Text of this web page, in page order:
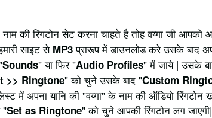
की रिंगटोन सेट करना चाहते है तोह वय्गा जी आपको
साइट से MP3प्रारूप में डाउनलोड करे उसके बाद
Sounds" या फिर "Audio Profiles" में जाये | उसके
>> Ringtone" को चुने उसके बाद "Custom
में अपना यानि की "वय्गा" के नाम की ऑडियो
"Set as Ringtone" को चुने आपकी रिंगटोन लग जाएगी|